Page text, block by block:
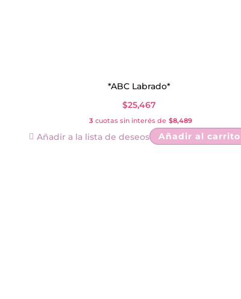
*ABC Labrado*
$25,467
3 cuotas sin interés de $8,489
Añadir a la lista de deseos Añadir al carrito